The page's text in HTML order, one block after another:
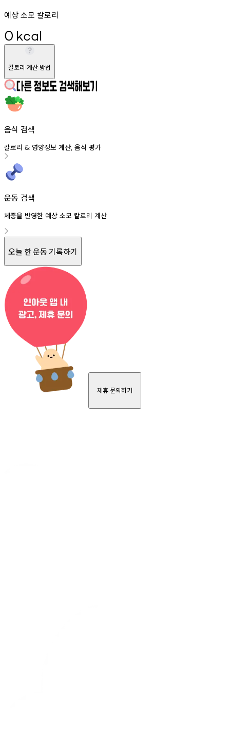
예상 소모 칼로리
0 kcal
칼로리 계산 방법
음식 검색
칼로리 & 영양정보 계산, 음식 평가
운동 검색
체중을 반영한 예상 소모 칼로리 계산
오늘 한 운동 기록하기
제휴 문의하기